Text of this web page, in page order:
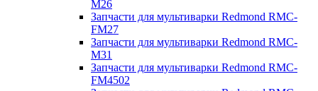
M26
Запчасти для мультиварки Redmond RMC-
FM27
Запчасти для мультиварки Redmond RMC-
M31
Запчасти для мультиварки Redmond RMC-
FM4502